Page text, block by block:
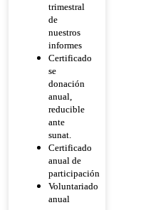
trimestral
de
nuestros
informes
Certificado
se
donación
anual,
reducible
ante
sunat.
Certificado
anual de
participación
Voluntariado
anual